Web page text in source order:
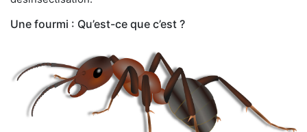
Une fourmi : Qu’est-ce que c’est ?